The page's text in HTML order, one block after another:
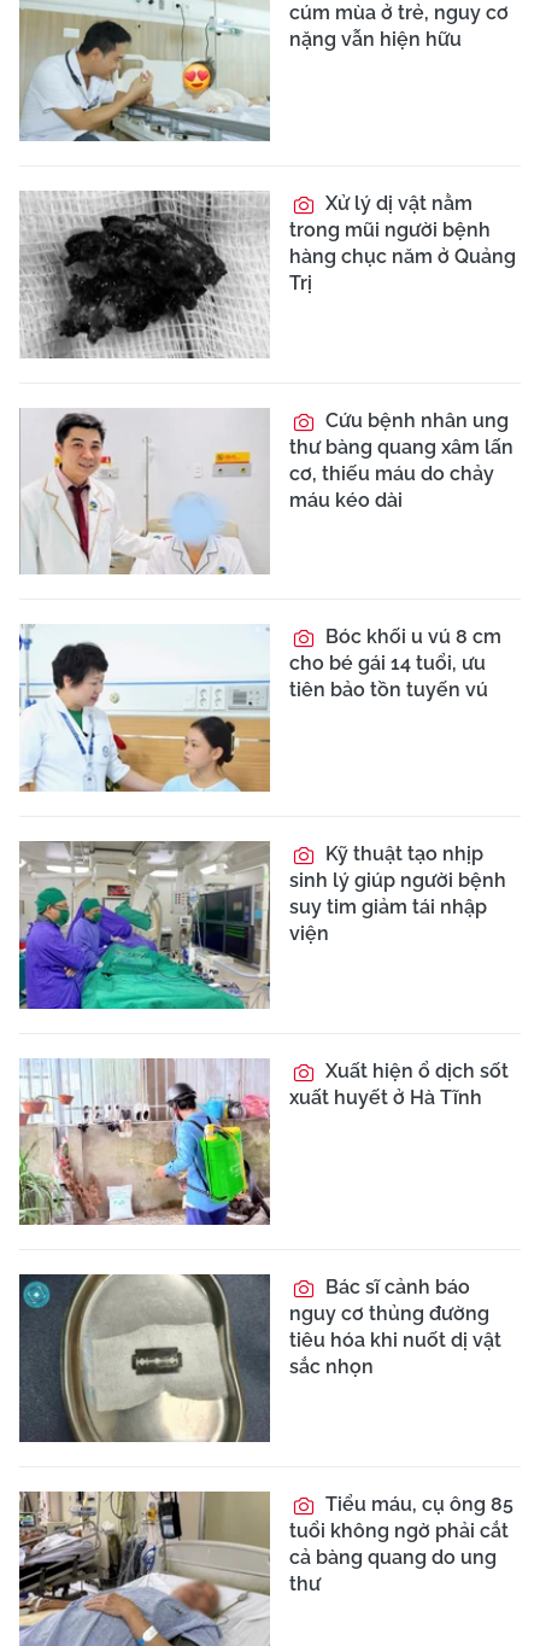
cúm mùa ở trẻ, nguy cơ
nặng vẫn hiện hữu
Xử lý dị vật nằm
trong mũi người bệnh
hàng chục năm ở Quảng
Trị
Cứu bệnh nhân ung
thư bàng quang xâm lấn
cơ, thiếu máu do chảy
máu kéo dài
Bóc khối u vú 8 cm
cho bé gái 14 tuổi, ưu
tiên bảo tồn tuyến vú
Kỹ thuật tạo nhịp
sinh lý giúp người bệnh
suy tim giảm tái nhập
viện
Xuất hiện ổ dịch sốt
xuất huyết ở Hà Tĩnh
Bác sĩ cảnh báo
nguy cơ thủng đường
tiêu hóa khi nuốt dị vật
sắc nhọn
Tiểu máu, cụ ông 85
tuổi không ngờ phải cắt
cả bàng quang do ung
thư